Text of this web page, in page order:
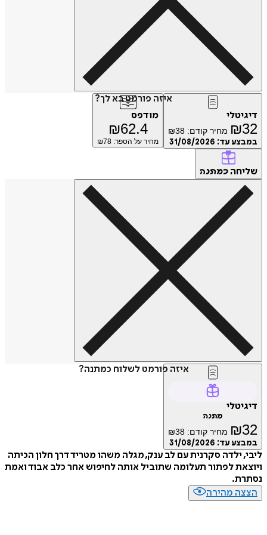
איזה פורמט בא לך?
₪ מחיר קודם: ₪38
עד:31/08/2026
מודפס
₪62.4
מחיר על הספר: ₪78
כמתנה
איזה פורמט לשלוח כמתנה?
₪ מחיר קודם: ₪38
עד:31/08/2026
ילדה סקרנית עם לב ענק, מגלה משהו מטריד דרך חלון הכיתה
לפתור תעלומה שתוביל אותה לחיפוש אחר כלב אבוד ואמת
מהירה